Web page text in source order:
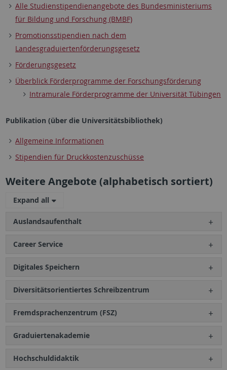
Alle Studienstipendienangebote des Bundesministeriums
für Bildung und Forschung (BMBF)
Promotionsstipendien nach dem
Landesgraduiertenförderungsgesetz
Förderungsgesetz
Überblick Förderprogramme der Forschungsförderung
Intramurale Förderprogramme der Universität Tübingen
Publikation (über die Universitätsbibliothek)
Allgemeine Informationen
Stipendien für Druckkostenzuschüsse
Weitere Angebote (alphabetisch sortiert)
Expand all
Auslandsaufenthalt
Career Service
Digitales Speichern
Diversitätsorientiertes Schreibzentrum
Fremdsprachenzentrum (FSZ)
Graduiertenakademie
Hochschuldidaktik